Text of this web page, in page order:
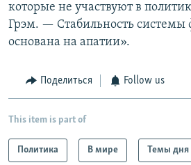
которые не участвуют в
Грэм. — Стабильность системы
основана на апатии».
Поделиться Follow us
This item is part of
Политика В мире Темы дня